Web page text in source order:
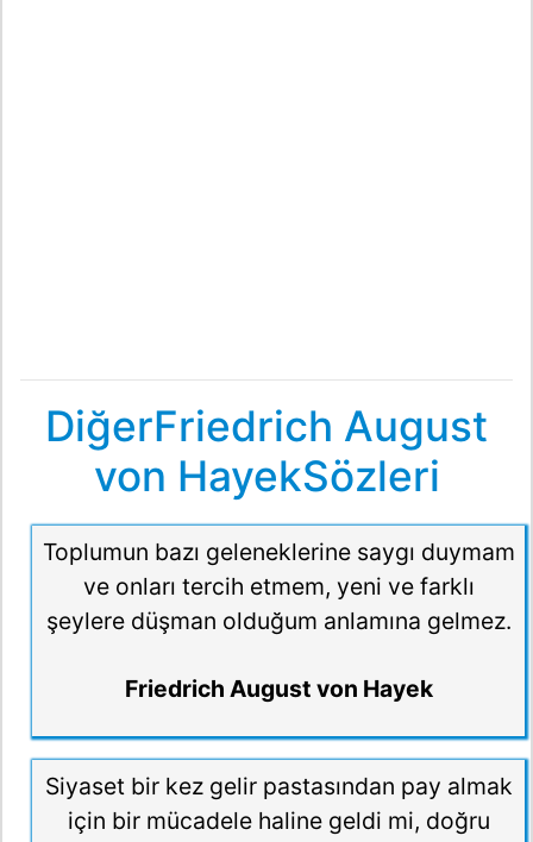
DiğerFriedrich August
von HayekSözleri
Toplumun bazı geleneklerine saygı duymam
ve onları tercih etmem, yeni ve farklı
şeylere düşman olduğum anlamına gelmez.
Friedrich August von Hayek
Siyaset bir kez gelir pastasından pay almak
için bir mücadele haline geldi mi, doğru